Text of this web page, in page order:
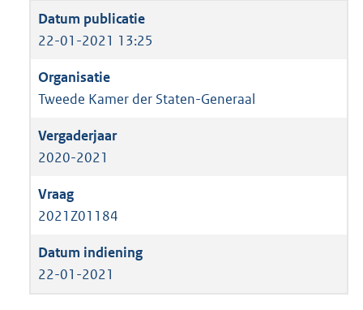
22-01-2021 13:25
Tweede Kamer der Staten-Generaal
2020-2021
2021Z01184
22-01-2021